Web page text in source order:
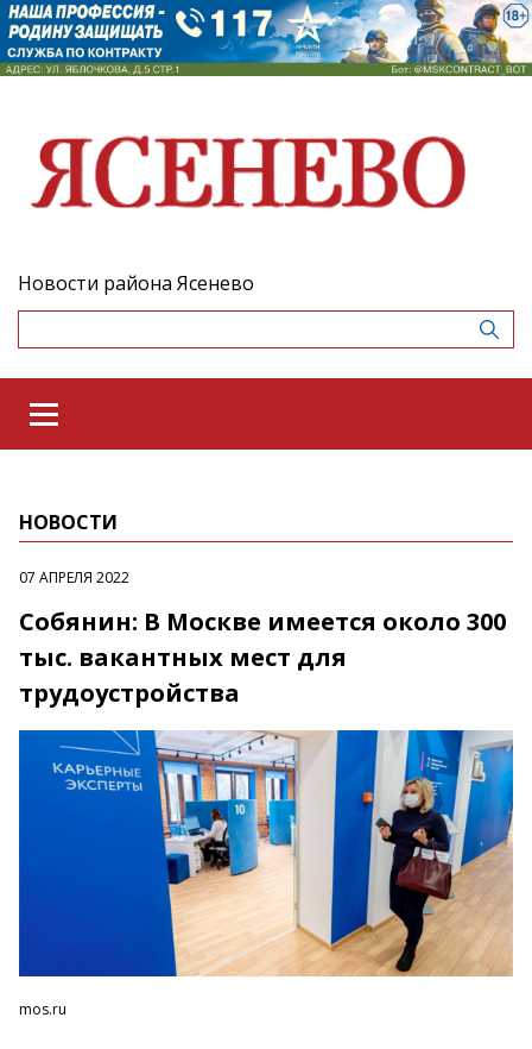
Новости района Ясенево
НОВОСТИ
07 АПРЕЛЯ 2022
Собянин: В Москве имеется около 300
тыс. вакантных мест для
трудоустройства
mos.ru